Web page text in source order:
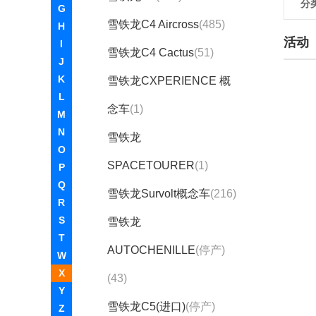
G
H
I
J
K
L
M
N
O
P
Q
R
S
T
W
X
Y
Z
雪铁龙C4 Aircross(485)
雪铁龙C4 Cactus(51)
雪铁龙CXPERIENCE 概
念车(1)
雪铁龙
SPACETOURER(1)
雪铁龙Survolt概念车(216)
雪铁龙
AUTOCHENILLE(停产)
(43)
雪铁龙C5(进口)(停产)
分
活动